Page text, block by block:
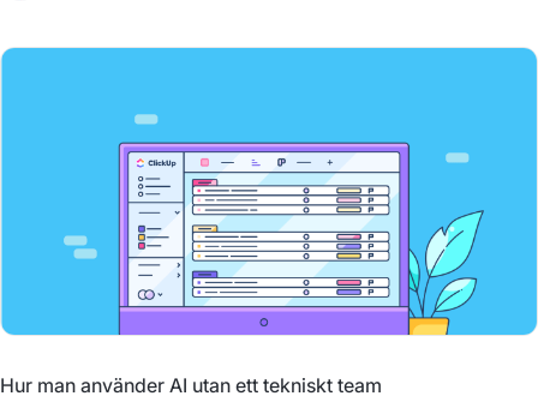
Hur man använder AI utan ett tekniskt team